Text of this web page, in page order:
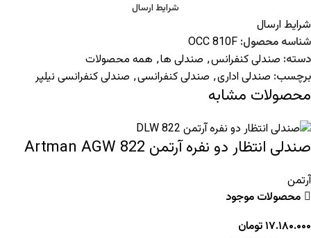
شرایط ارسال
شرایط ارسال
شناسه محصول: OCC 810F
دسته: صندلی کنفرانس, صندلی ها, همه محصولات
برچسب: صندلی اداری, صندلی کنفرانسی, صندلی کنفرانسی نیلپر
محصولات مشابه
صندلی انتظار دو نفره آرتمن Artman AGW 822
آرتمن
محصولات موجود
۱۷.۱۸۰.۰۰۰تومان